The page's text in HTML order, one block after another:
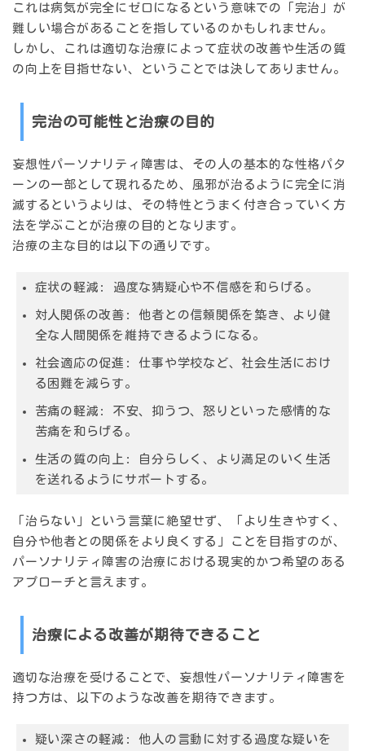
これは病気が完全にゼロになるという意味での「完治」が
難しい場合があることを指しているのかもしれません。
しかし、これは適切な治療によって症状の改善や生活の質
の向上を目指せない、ということでは決してありません。
完治の可能性と治療の目的
妄想性パーソナリティ障害は、その人の基本的な性格パタ
ーンの一部として現れるため、風邪が治るように完全に消
滅するというよりは、その特性とうまく付き合っていく方
法を学ぶことが治療の目的となります。
治療の主な目的は以下の通りです。
症状の軽減: 過度な猜疑心や不信感を和らげる。
対人関係の改善: 他者との信頼関係を築き、より健
全な人間関係を維持できるようになる。
社会適応の促進: 仕事や学校など、社会生活におけ
る困難を減らす。
苦痛の軽減: 不安、抑うつ、怒りといった感情的な
苦痛を和らげる。
生活の質の向上: 自分らしく、より満足のいく生活
を送れるようにサポートする。
「治らない」という言葉に絶望せず、
「より生きやすく、
自分や他者との関係をより良くする」
ことを目指すのが、
パーソナリティ障害の治療における現実的かつ希望のある
アプローチと言えます。
治療による改善が期待できること
適切な治療を受けることで、妄想性パーソナリティ障害を
持つ方は、以下のような改善を期待できます。
疑い深さの軽減: 他人の言動に対する過度な疑いを